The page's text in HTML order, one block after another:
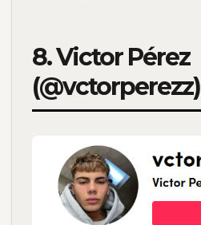
8. Victor Pérez
(@vctorperezz)